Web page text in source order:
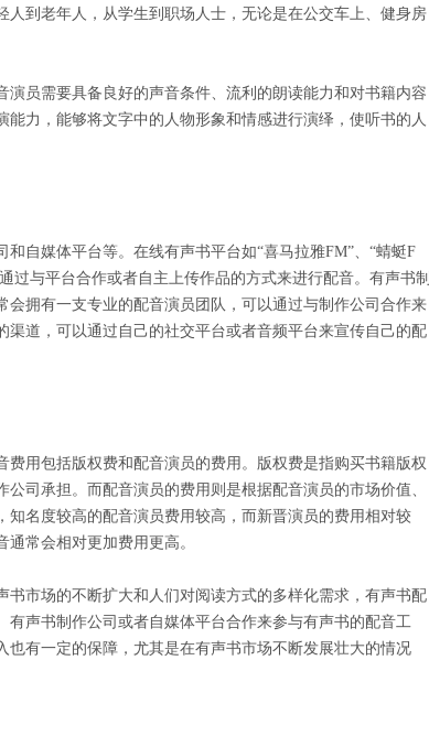
到老年人，从学生到职场人士，无论是在公交车上、健身房
员需要具备良好的声音条件、流利的朗读能力和对书籍内容
力，能够将文字中的人物形象和情感进行演绎，使听书的人
自媒体平台等。在线有声书平台如“喜马拉雅FM”、“蜻蜓F
过与平台合作或者自主上传作品的方式来进行配音。有声书制
拥有一支专业的配音演员团队，可以通过与制作公司合作来
道，可以通过自己的社交平台或者音频平台来宣传自己的配
用包括版权费和配音演员的费用。版权费是指购买书籍版权
司承担。而配音演员的费用则是根据配音演员的市场价值、
名度较高的配音演员费用较高，而新晋演员的费用相对较
常会相对更加费用更高。
市场的不断扩大和人们对阅读方式的多样化需求，有声书配
声书制作公司或者自媒体平台合作来参与有声书的配音工
有一定的保障，尤其是在有声书市场不断发展壮大的情况